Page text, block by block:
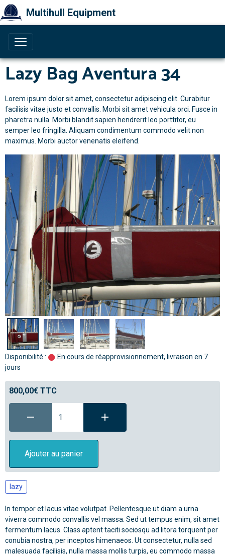
Multihull Equipment
Lazy Bag Aventura 34
Lorem ipsum dolor sit amet, consectetur adipiscing elit. Curabitur
facilisis vitae justo et convallis. Morbi sit amet vehicula orci. Fusce in
pharetra nulla. Morbi blandit sapien hendrerit leo porttitor, eu
semper leo fringilla. Aliquam condimentum commodo velit non
maximus. Morbi auctor venenatis eleifend.
Disponibilité :
En cours de réapprovisionnement, livraison en 7
jours
800,00€ TTC
Ajouter au panier
lazy
In tempor et lacus vitae volutpat. Pellentesque ut diam a urna
viverra commodo convallis vel massa. Sed ut tempus enim, sit amet
fermentum lacus. Class aptent taciti sociosqu ad litora torquent per
conubia nostra, per inceptos himenaeos. Ut consectetur, nulla sed
malesuada facilisis, nulla massa mollis turpis, eu commodo massa